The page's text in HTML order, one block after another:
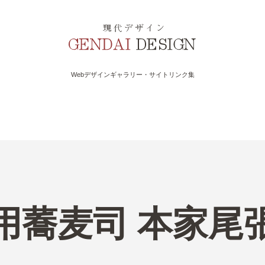
Webデザインギャラリー・サイトリンク集
蕎麦司 本家尾